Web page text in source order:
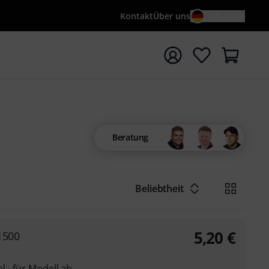
KontaktÜber uns
mit Suchwort {searchTerm} starten
Beratung
Beliebtheit
5,20 €